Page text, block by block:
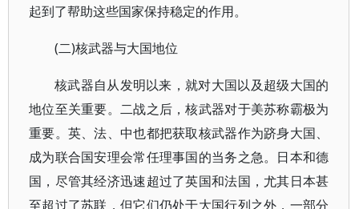
起到了帮助这些国家保持稳定的作用。
(二)核武器与大国地位
核武器自从发明以来，就对大国以及超级大国的
地位至关重要。二战之后，核武器对于美苏称霸极为
重要。英、法、中也都把获取核武器作为跻身大国、
成为联合国安理会常任理事国的当务之急。日本和德
国，尽管其经济迅速超过了英国和法国，尤其日本甚
至超过了苏联，但它们仍处于大国行列之外，一部分